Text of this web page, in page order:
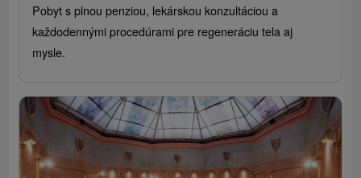
Pobyt s plnou penziou, lekárskou konzultáciou a
každodennými procedúrami pre regeneráciu tela aj
mysle.